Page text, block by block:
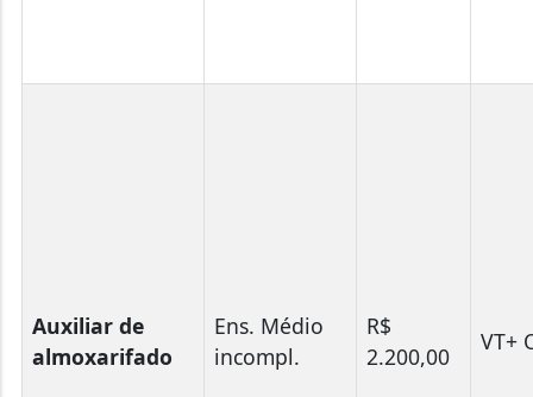
Auxiliar de
almoxarifado
Ens. Médio
incompl.
R$
2.200,00
VT+